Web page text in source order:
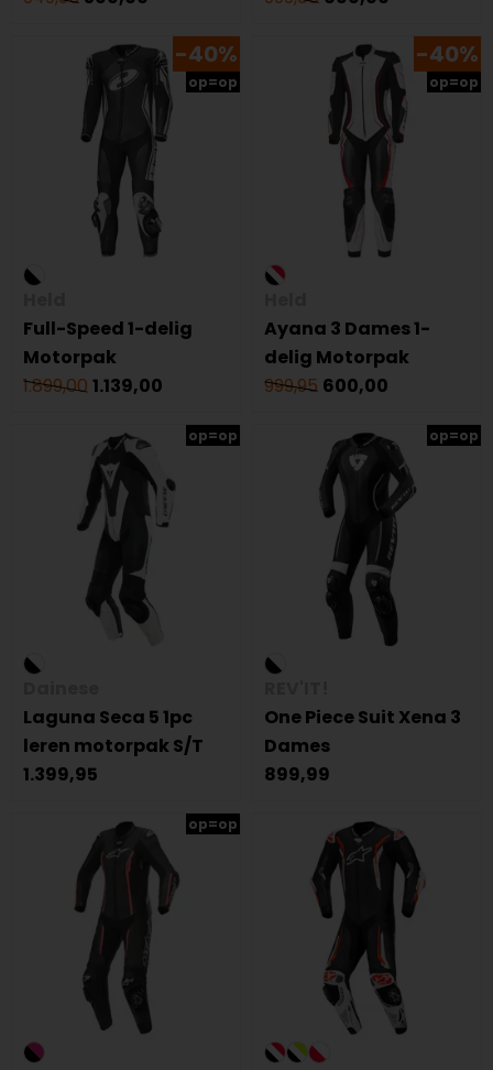
-40%
op=op
Full-Speed 1-delig
Motorpak
1.899,00 1.139,00
-40%
op=op
Ayana 3 Dames 1-
delig Motorpak
999,95 600,00
op=op
Laguna Seca 5 1pc
leren motorpak S/T
1.399,95
op=op
One Piece Suit Xena 3
Dames
899,99
op=op